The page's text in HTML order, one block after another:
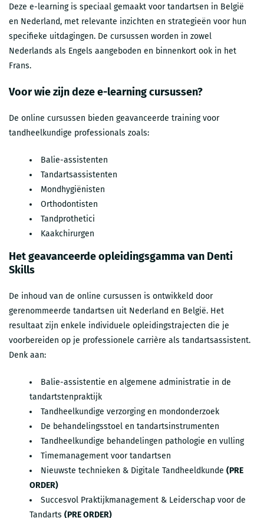
Deze e-learning is speciaal gemaakt voor tandartsen in België
en Nederland, met relevante inzichten en strategieën voor hun
specifieke uitdagingen. De cursussen worden in zowel
Nederlands als Engels aangeboden en binnenkort ook in het
Frans.
Voor wie zijn deze e-learning cursussen?
De online cursussen bieden geavanceerde training voor
tandheelkundige professionals zoals:
Balie-assistenten​
Tandartsassistenten​
Mondhygiënisten​
Orthodontisten​
Tandprothetici​
Kaakchirurgen​
Het geavanceerde opleidingsgamma van Denti
Skills
De inhoud van de online cursussen is ontwikkeld door
gerenommeerde tandartsen uit Nederland en België. Het
resultaat zijn enkele individuele opleidingstrajecten die je
voorbereiden op je professionele carrière als tandartsassistent.
Denk aan:
Balie-assistentie en algemene administratie in de
tandartstenpraktijk
Tandheelkundige verzorging en mondonderzoek
De behandelingsstoel en tandartsinstrumenten
Tandheelkundige behandelingen pathologie en vulling
Timemanagement voor tandartsen
Nieuwste technieken & Digitale Tandheeldkunde (PRE
ORDER)
Succesvol Praktijkmanagement & Leiderschap voor de
Tandarts (PRE ORDER)